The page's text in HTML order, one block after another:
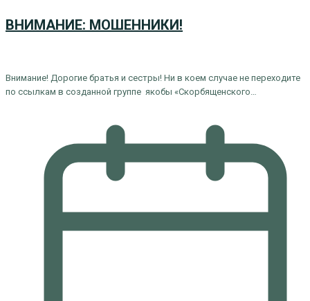
ВНИМАНИЕ: МОШЕННИКИ!
Внимание! Дорогие братья и сестры! Ни в коем случае не переходите
по ссылкам в созданной группе якобы «Скорбященского…